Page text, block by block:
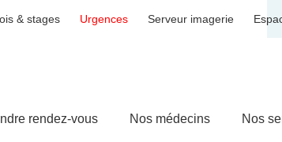
& stages Urgences Serveur imagerie
rendez-vous Nos médecins Nos